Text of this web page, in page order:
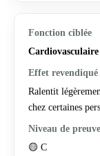
Cardiovasculaire
Ralentit
chez certaines
🟡 C